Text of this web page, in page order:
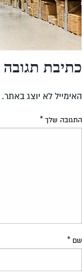
כתיבת תגובה
האימייל לא יוצג באתר.
התגובה שלך *
שם *